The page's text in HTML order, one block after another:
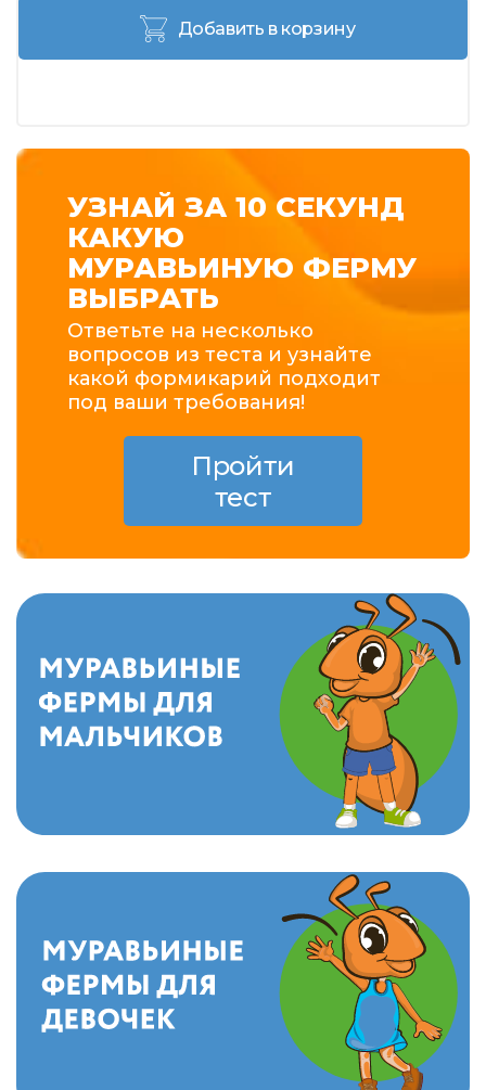
Добавить в корзину
УЗНАЙ ЗА 10 СЕКУНД
КАКУЮ
МУРАВЬИНУЮ ФЕРМУ
ВЫБРАТЬ
Ответьте на несколько
вопросов из теста и узнайте
какой формикарий подходит
под ваши требования!
Пройти
тест